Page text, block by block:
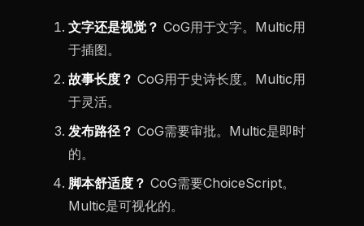
文字还是视觉？ CoG用于文字。Multic用
于插图。
故事长度？ CoG用于史诗长度。Multic用
于灵活。
发布路径？ CoG需要审批。Multic是即时
的。
脚本舒适度？ CoG需要ChoiceScript。
Multic是可视化的。